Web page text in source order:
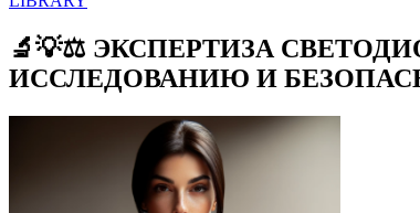
🔬💡⚖️ ЭКСПЕРТИЗА
ИССЛЕДОВАНИЮ И